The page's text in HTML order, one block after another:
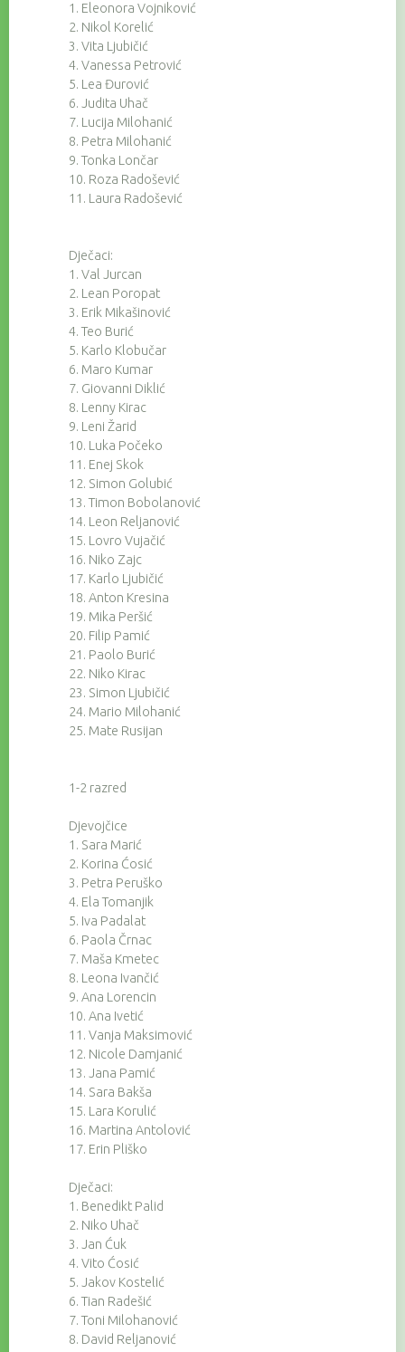
1. Eleonora Vojniković
2. Nikol Korelić
3. Vita Ljubičić
4. Vanessa Petrović
5. Lea Đurović
6. Judita Uhač
7. Lucija Milohanić
8. Petra Milohanić
9. Tonka Lončar
10. Roza Radošević
11. Laura Radošević
Dječaci:
1. Val Jurcan
2. Lean Poropat
3. Erik Mikašinović
4. Teo Burić
5. Karlo Klobučar
6. Maro Kumar
7. Giovanni Diklić
8. Lenny Kirac
9. Leni Žarid
10. Luka Počeko
11. Enej Skok
12. Simon Golubić
13. Timon Bobolanović
14. Leon Reljanović
15. Lovro Vujačić
16. Niko Zajc
17. Karlo Ljubičić
18. Anton Kresina
19. Mika Peršić
20. Filip Pamić
21. Paolo Burić
22. Niko Kirac
23. Simon Ljubičić
24. Mario Milohanić
25. Mate Rusijan
1-2 razred
Djevojčice
1. Sara Marić
2. Korina Ćosić
3. Petra Peruško
4. Ela Tomanjik
5. Iva Padalat
6. Paola Črnac
7. Maša Kmetec
8. Leona Ivančić
9. Ana Lorencin
10. Ana Ivetić
11. Vanja Maksimović
12. Nicole Damjanić
13. Jana Pamić
14. Sara Bakša
15. Lara Korulić
16. Martina Antolović
17. Erin Pliško
Dječaci:
1. Benedikt Palid
2. Niko Uhač
3. Jan Ćuk
4. Vito Ćosić
5. Jakov Kostelić
6. Tian Radešić
7. Toni Milohanović
8. David Reljanović